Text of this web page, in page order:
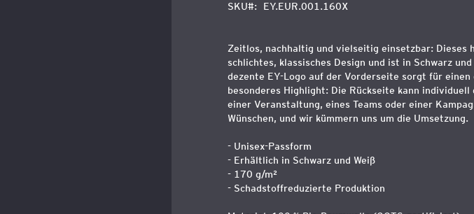
SKU EY.EUR.001.160X
Zeitlos, nachhaltig und vielseitig einsetzbar: Dieses
schlichtes, klassisches Design und ist in Schwarz
dezente EY-Logo auf der Vorderseite sorgt für
besonderes Highlight: Die Rückseite kann
einer Veranstaltung, eines Teams oder einer
Wünschen, und wir kümmern uns um die Umsetzung.
- Unisex-Passform
- Erhältlich in Schwarz und Weiß
- 170 g/m²
- Schadstoffreduzierte Produktion